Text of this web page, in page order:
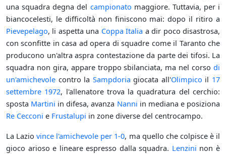
una squadra degna del campionato maggiore. Tuttavia, per i
biancocelesti, le difficoltà non finiscono mai: dopo il ritiro a
Pievepelago, li aspetta una Coppa Italia a dir poco disastrosa,
con sconfitte in casa ad opera di squadre come il Taranto che
producono un'altra aspra contestazione da parte dei tifosi. La
squadra non gira, appare troppo sbilanciata, ma nel corso di
un'amichevole contro la Sampdoria giocata all'Olimpico il 17
settembre 1972, l'allenatore trova la quadratura del cerchio:
sposta Martini in difesa, avanza Nanni in mediana e posiziona
Re Cecconi e Frustalupi in zone diverse del centrocampo.
La Laziovince l'amichevole per 1-0, ma quello che colpisce è il
gioco arioso e lineare espresso dalla squadra. Lenzini non è